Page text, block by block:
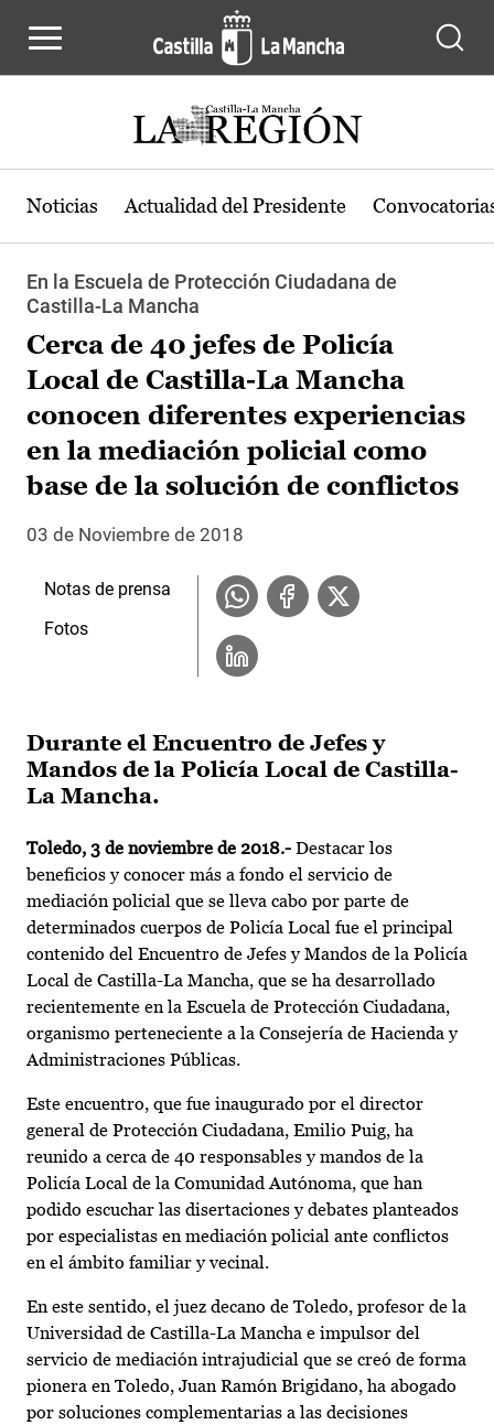
Noticias Actualidad del Presidente
En la Escuela de Protección Ciudadana de
Castilla-La Mancha
Cerca de 40 jefes de Policía
Local de Castilla-La Mancha
conocen diferentes experiencias
en la mediación policial como
base de la solución de conflictos
03 de Noviembre de 2018
Durante el Encuentro de Jefes y
Mandos de la Policía Local de Castilla-
La Mancha.
Toledo, 3 de noviembre de 2018.- Destacar los
beneficios y conocer más a fondo el servicio de
mediación policial que se lleva cabo por parte de
determinados cuerpos de Policía Local fue el principal
contenido del Encuentro de Jefes y Mandos de la Policía
Local de Castilla-La Mancha, que se ha desarrollado
recientemente en la Escuela de Protección Ciudadana,
organismo perteneciente a la Consejería de Hacienda y
Administraciones Públicas.
Este encuentro, que fue inaugurado por el director
general de Protección Ciudadana, Emilio Puig, ha
reunido a cerca de 40 responsables y mandos de la
Policía Local de la Comunidad Autónoma, que han
podido escuchar las disertaciones y debates planteados
por especialistas en mediación policial ante conflictos
en el ámbito familiar y vecinal.
En este sentido, el juez decano de Toledo, profesor de la
Universidad de Castilla-La Mancha e impulsor del
servicio de mediación intrajudicial que se creó de forma
pionera en Toledo, Juan Ramón Brigidano, ha abogado
por soluciones complementarias a las decisiones
Notas de prensa
Fotos